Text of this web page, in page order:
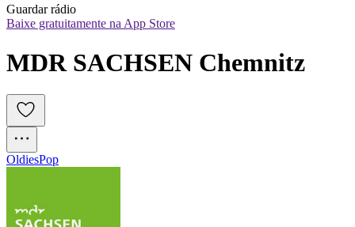
Guardar rádio
Baixe gratuitamente na App Store
MDR SACHSEN Chemnitz
OldiesPop